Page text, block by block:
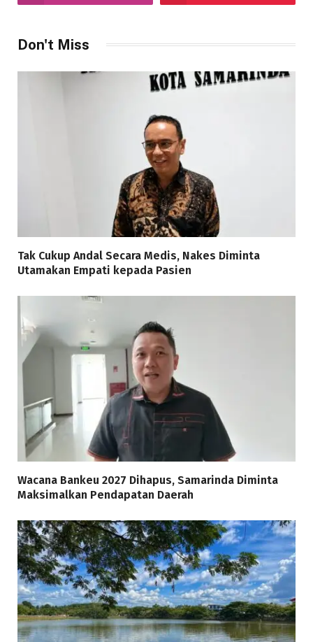
Don't Miss
Tak Cukup Andal Secara Medis, Nakes Diminta
Utamakan Empati kepada Pasien
Wacana Bankeu 2027 Dihapus, Samarinda Diminta
Maksimalkan Pendapatan Daerah